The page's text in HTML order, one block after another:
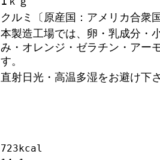
クルミ〔原産国：アメリカ合衆
本製造工場では、卵・乳成分・
み・オレンジ・ゼラチン・アー
す。
直射日光・高温多湿をお避け下
723kcal